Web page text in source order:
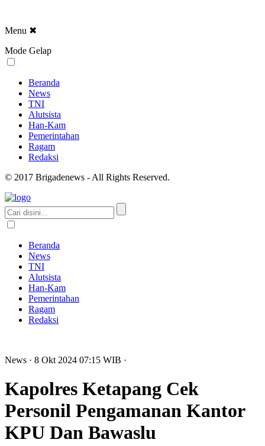
Menu ✖
Mode Gelap
Beranda
News
TNI
Alutsista
Han-Kam
Pemerintahan
Ragam
Redaksi
© 2017 Brigadenews - All Rights Reserved.
Beranda
News
TNI
Alutsista
Han-Kam
Pemerintahan
Ragam
Redaksi
News · 8 Okt 2024 07:15 WIB ·
Kapolres Ketapang Cek
Personil Pengamanan Kantor
KPU Dan Bawaslu